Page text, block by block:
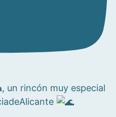
un rincón muy especial